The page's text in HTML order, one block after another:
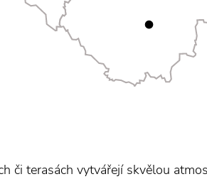
či terasách vytvářejí skvělou